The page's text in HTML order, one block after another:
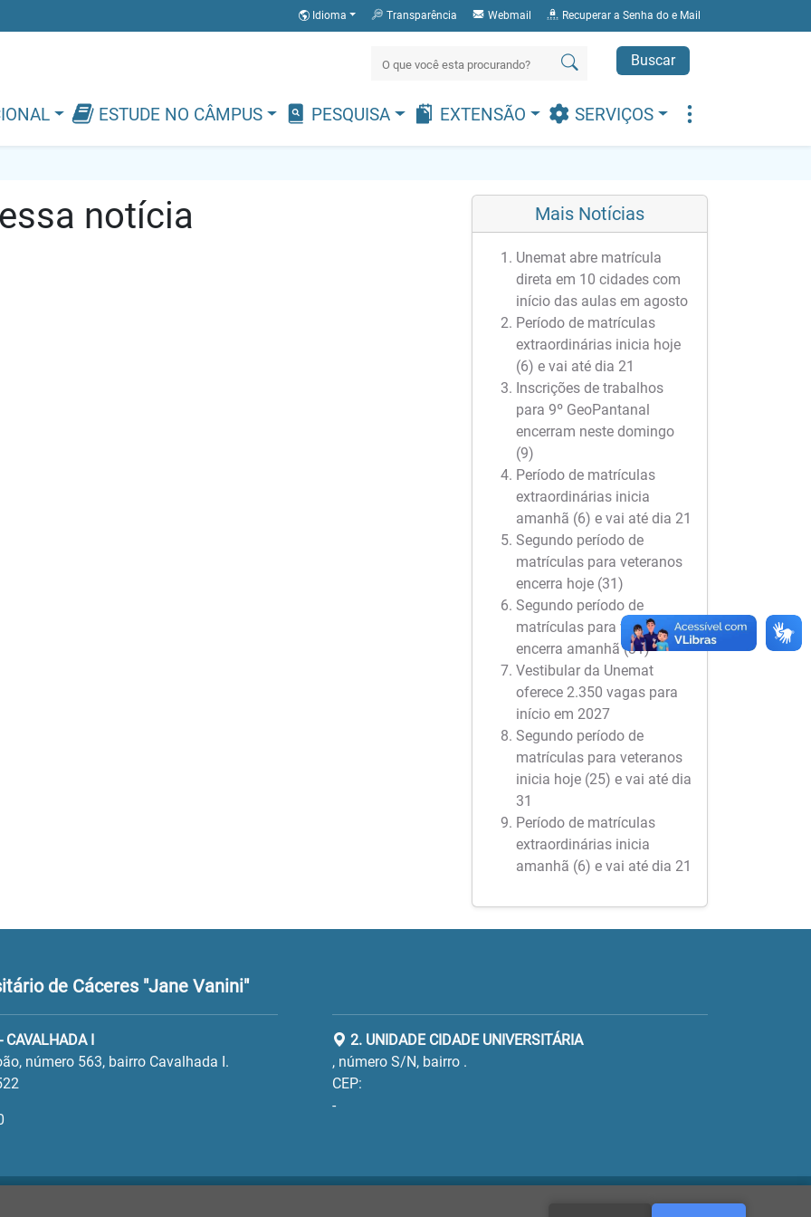
Idioma Transparência Webmail Recuperar a Senha do e Mail
Buscar
ESTUDE NO CÂMPUS PESQUISA EXTENSÃO SERVIÇOS
notícia Mais Notícias
Unemat abre matrícula
direta em 10 cidades com
início das aulas em agosto
Período de matrículas
extraordinárias inicia hoje
(6) e vai até dia 21
Inscrições de trabalhos
para 9º GeoPantanal
encerram neste domingo
(9)
Período de matrículas
extraordinárias inicia
amanhã (6) e vai até dia 21
Segundo período de
matrículas para veteranos
encerra hoje (31)
Segundo período de
matrículas para veteranos
encerra amanhã (31)
Vestibular da Unemat
oferece 2.350 vagas para
início em 2027
Segundo período de
matrículas para veteranos
inicia hoje (25) e vai até dia
31
Período de matrículas
extraordinárias inicia
amanhã (6) e vai até dia 21
de Cáceres "Jane Vanini"
I
número 563, bairro Cavalhada I.
2. UNIDADE CIDADE UNIVERSITÁRIA
, número S/N, bairro .
CEP:
-